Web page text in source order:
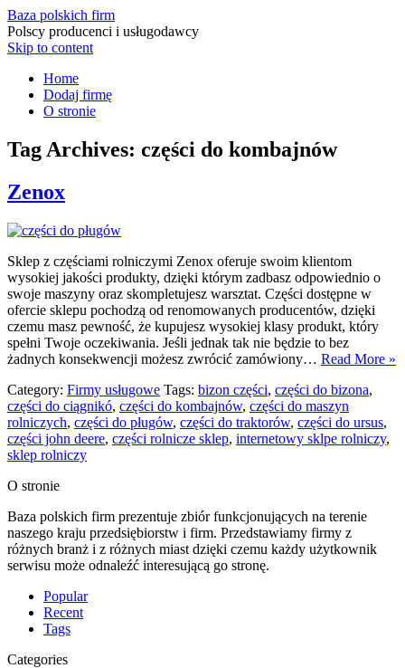
Baza polskich firm
Polscy producenci i usługodawcy
Skip to content
Home
Dodaj firmę
O stronie
Tag Archives: części do kombajnów
Zenox
Sklep z częściami rolniczymi Zenox oferuje swoim klientom
wysokiej jakości produkty, dzięki którym zadbasz odpowiednio o
swoje maszyny oraz skompletujesz warsztat. Części dostępne w
ofercie sklepu pochodzą od renomowanych producentów, dzięki
czemu masz pewność, że kupujesz wysokiej klasy produkt, który
spełni Twoje oczekiwania. Jeśli jednak tak nie będzie to bez
żadnych konsekwencji możesz zwrócić zamówiony… Read More »
Category: Firmy usługowe Tags: bizon części, części do bizona,
części do ciągnikó, części do kombajnów, części do maszyn
rolniczych, części do pługów, części do traktorów, części do ursus,
części john deere, części rolnicze sklep, internetowy sklpe rolniczy,
sklep rolniczy
O stronie
Baza polskich firm prezentuje zbiór funkcjonujących na terenie
naszego kraju przedsiębiorstw i firm. Przedstawiamy firmy z
różnych branż i z różnych miast dzięki czemu każdy użytkownik
serwisu może odnaleźć interesującą go stronę.
Popular
Recent
Tags
Categories